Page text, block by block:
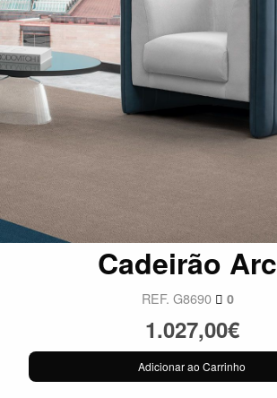
Cadeirão Arc
REF. G8690 0
1.027,00€
Adicionar ao Carrinho